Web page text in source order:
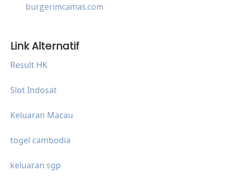
burgerimcamas.com
Link Alternatif
Result HK
Slot Indosat
Keluaran Macau
togel cambodia
keluaran sgp